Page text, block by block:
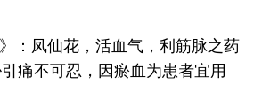
：凤仙花，活血气，利筋脉之药
痛不可忍，因瘀血为患者宜用